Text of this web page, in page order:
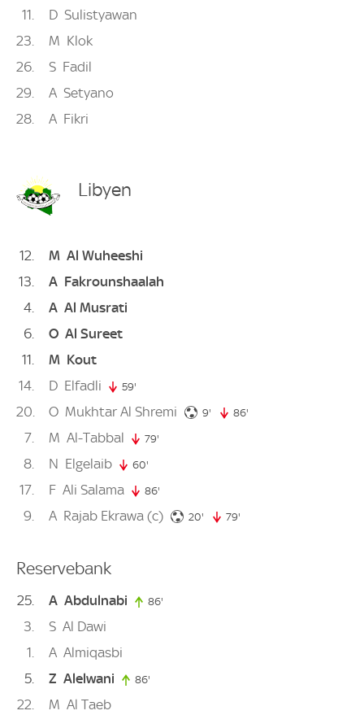
11 D Sulistyawan
23
M Klok
26
S Fadil
29
A Setyano
28
A Fikri
Libyen
12 M Al Wuheeshi
13
A Fakrounshaalah
4
A Al Musrati
6
O Al Sureet
11
M Kout
14
D Elfadli 59'
20 O Mukhtar Al Shremi 9' 9. minute
86'
7 M Al-Tabbal 79'
8 N Elgelaib 60'
17 F Ali Salama 86'
9 A Rajab Ekrawa (c) 20' 20. minute
79'
Reservebank
25 A Abdulnabi 86'
3 S Al Dawi
1
A Almiqasbi
5
Z Alelwani 86'
22 M Al Taeb